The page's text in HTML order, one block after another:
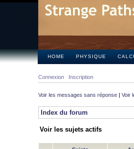
HOME PHYSIQUE
Connexion Inscription
Voir les messages sans réponse | Voir
Index du forum
Voir les sujets actifs